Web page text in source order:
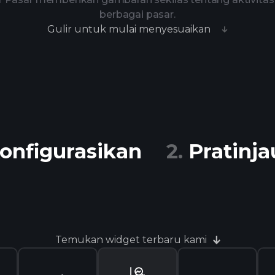
berbagai pasar.
Gulir untuk mulai menyesuaikan
Temukan widget terbaru kami